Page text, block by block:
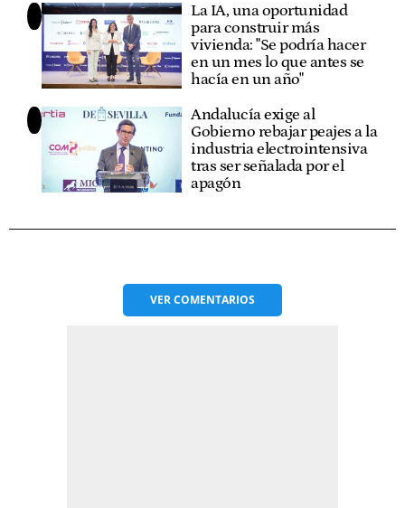
La IA, una oportunidad
para construir más
vivienda: "Se podría hacer
en un mes lo que antes se
hacía en un año"
Andalucía exige al
Gobierno rebajar peajes a la
industria electrointensiva
tras ser señalada por el
apagón
VERCOMENTARIOS